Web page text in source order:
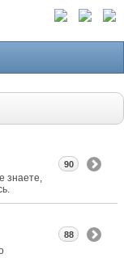
знаете,
90
88